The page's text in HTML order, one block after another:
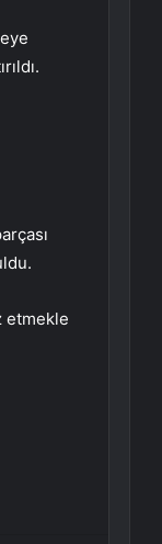
etmekle